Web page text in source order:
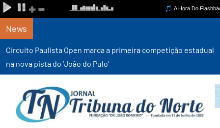
News
Circuito Paulista Open marca a primeira competição estadual
na nova pista do ‘João do Pulo’